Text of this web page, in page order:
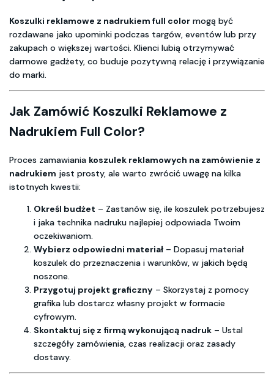
Koszulki reklamowe z nadrukiem full color mogą być
rozdawane jako upominki podczas targów, eventów lub przy
zakupach o większej wartości. Klienci lubią otrzymywać
darmowe gadżety, co buduje pozytywną relację i przywiązanie
do marki.
Jak Zamówić Koszulki Reklamowe z
Nadrukiem Full Color?
Proces zamawiania koszulek reklamowych na zamówienie z
nadrukiem jest prosty, ale warto zwrócić uwagę na kilka
istotnych kwestii:
Określ budżet – Zastanów się, ile koszulek potrzebujesz
i jaka technika nadruku najlepiej odpowiada Twoim
oczekiwaniom.
Wybierz odpowiedni materiał – Dopasuj materiał
koszulek do przeznaczenia i warunków, w jakich będą
noszone.
Przygotuj projekt graficzny – Skorzystaj z pomocy
grafika lub dostarcz własny projekt w formacie
cyfrowym.
Skontaktuj się z firmą wykonującą nadruk – Ustal
szczegóły zamówienia, czas realizacji oraz zasady
dostawy.